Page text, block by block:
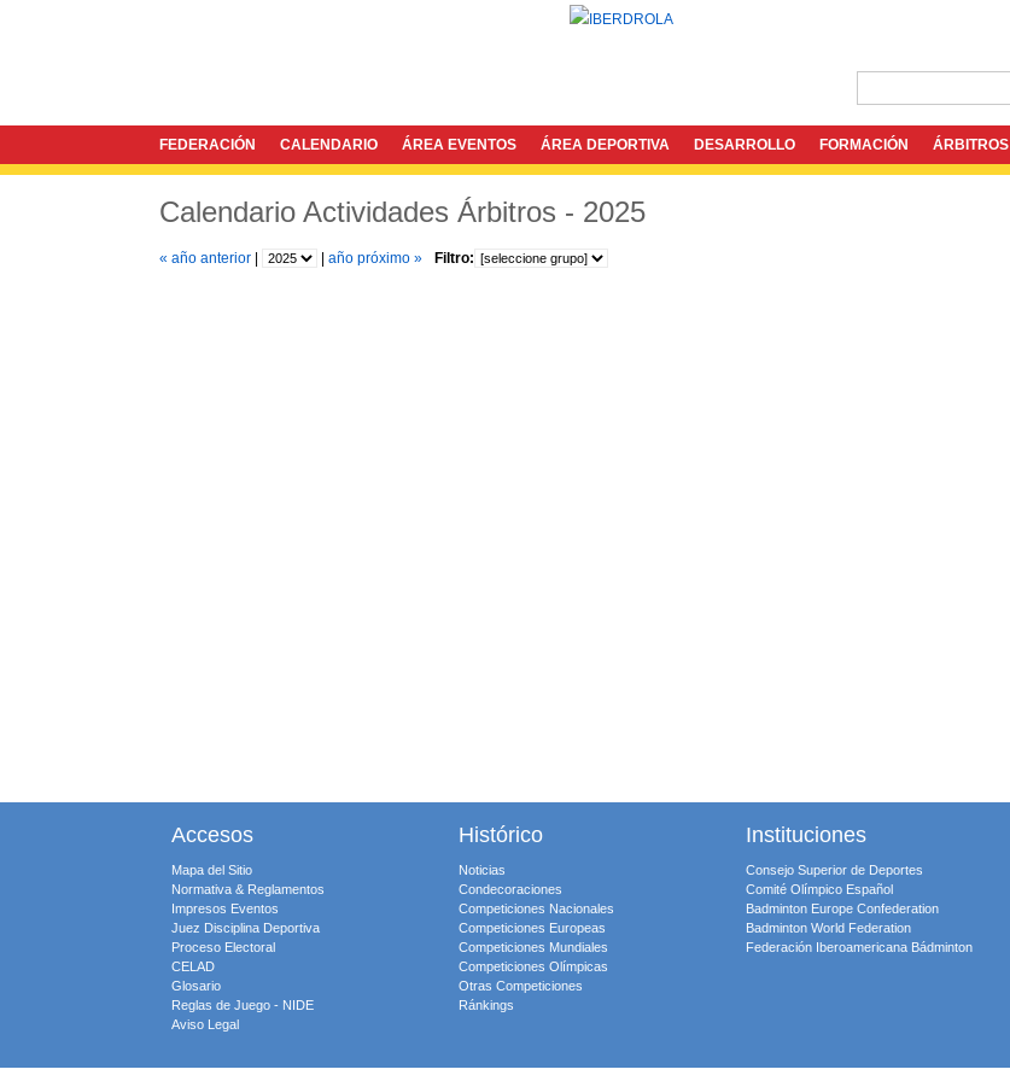
FEDERACIÓN CALENDARIO ÁREA EVENTOS ÁREA DEPORTIVA DESARROLLO FORMACIÓN ÁRBITROS
Calendario Actividades Árbitros - 2025
« año anterior año próximo » Filtro:
Accesos
Mapa del Sitio
Normativa & Reglamentos
Impresos Eventos
Juez Disciplina Deportiva
Proceso Electoral
CELAD
Glosario
Reglas de Juego - NIDE
Aviso Legal
Histórico
Noticias
Condecoraciones
Competiciones Nacionales
Competiciones Europeas
Competiciones Mundiales
Competiciones Olímpicas
Otras Competiciones
Ránkings
Instituciones
Consejo Superior de Deportes
Comité Olímpico Español
Badminton Europe Confederation
Badminton World Federation
Federación Iberoamericana Bádminton